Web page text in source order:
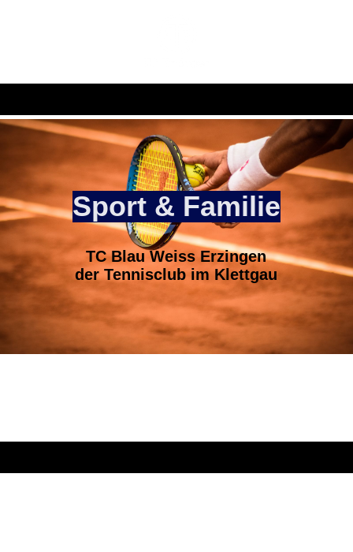
Sport & Familie
TC Blau Weiss Erzingen
der Tennisclub im Klettgau